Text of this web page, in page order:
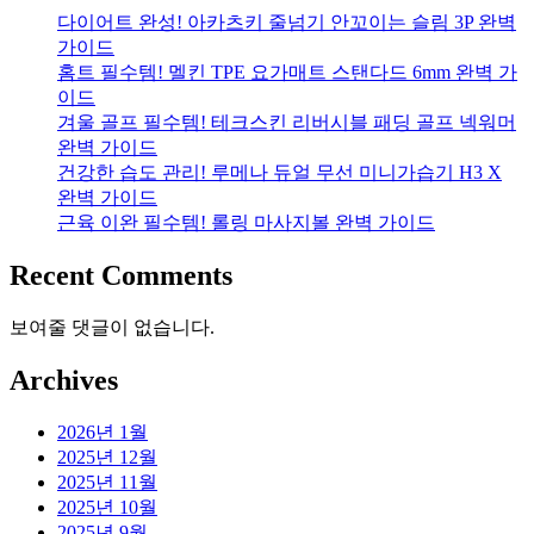
다이어트 완성! 아카츠키 줄넘기 안꼬이는 슬림 3P 완벽
가이드
홈트 필수템! 멜킨 TPE 요가매트 스탠다드 6mm 완벽 가
이드
겨울 골프 필수템! 테크스킨 리버시블 패딩 골프 넥워머
완벽 가이드
건강한 습도 관리! 루메나 듀얼 무선 미니가습기 H3 X
완벽 가이드
근육 이완 필수템! 롤링 마사지볼 완벽 가이드
Recent Comments
보여줄 댓글이 없습니다.
Archives
2026년 1월
2025년 12월
2025년 11월
2025년 10월